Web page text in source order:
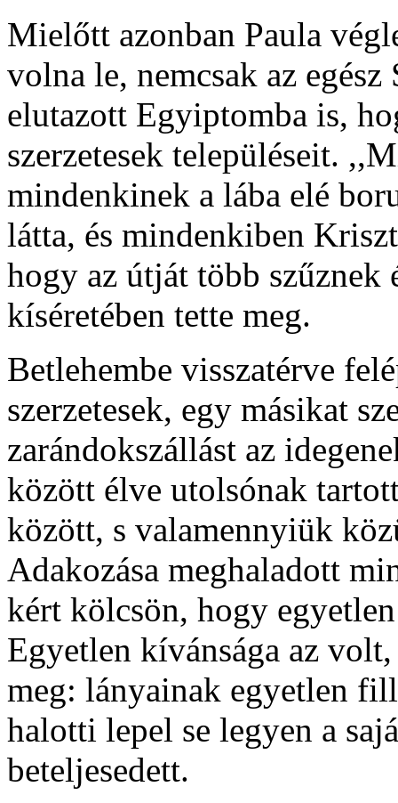
Mielőtt azonban Paula
volna le, nemcsak az
elutazott Egyiptomba is,
szerzetesek településeit.
mindenkinek a lába elé
látta, és mindenkiben
hogy az útját több szűznek
kíséretében tette meg.
Betlehembe visszatérve
szerzetesek, egy másikat
zarándokszállást az
között élve utolsónak
között, s valamennyiük
Adakozása meghaladott
kért kölcsön, hogy
Egyetlen kívánsága az
meg: lányainak egyetlen
halotti lepel se legyen a
beteljesedett.